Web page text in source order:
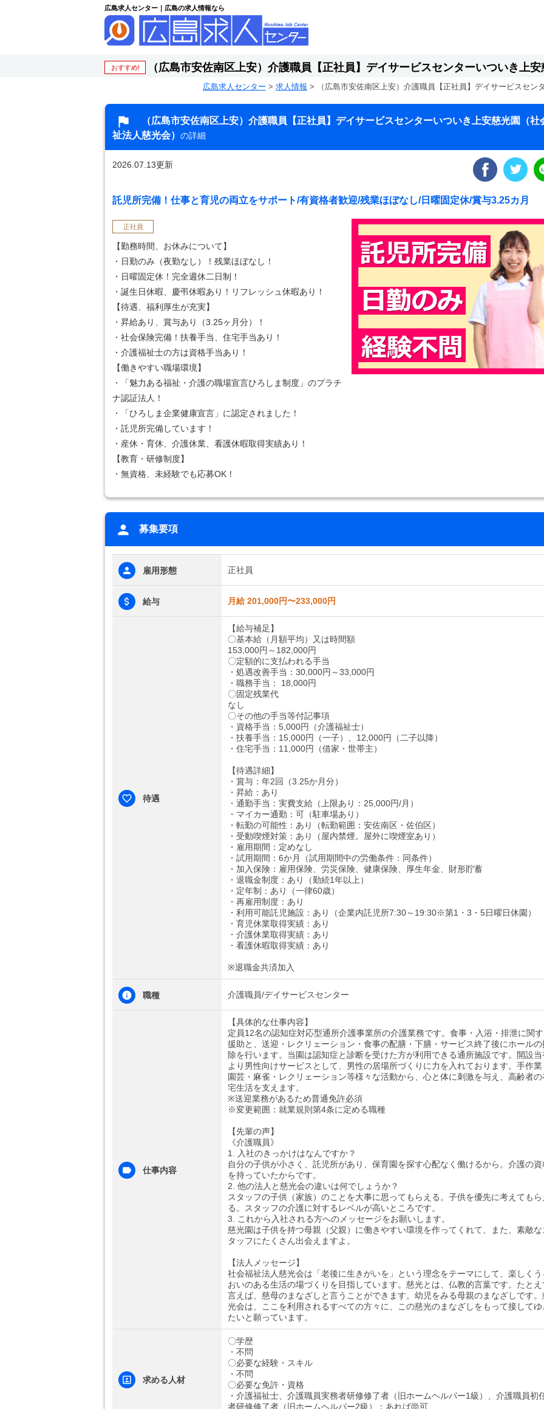
広島求人センター｜広島の求人情報なら
おすすめ! （広島市安佐南区上安）介護職員【正社員】デイサービスセンターいついき上
広島求人センター > 求人情報 > （広島市安佐南区上安）介護職員【正社員】デイサービスセ
（広島市安佐南区上安）介護職員【正社員】デイサービスセンターいついき上安慈光園（社
祉法人慈光会） の詳細
2026.07.13更新
託児所完備！仕事と育児の両立をサポート/有資格者歓迎/残業ほぼなし/日曜固定休/賞与3.25カ月
正社員
【勤務時間、お休みについて】
・日勤のみ（夜勤なし）！残業ほぼなし！
・日曜固定休！完全週休二日制！
・誕生日休暇、慶弔休暇あり！リフレッシュ休暇あり！
【待遇、福利厚生が充実】
・昇給あり、賞与あり（3.25ヶ月分）！
・社会保険完備！扶養手当、住宅手当あり！
・介護福祉士の方は資格手当あり！
【働きやすい職場環境】
・「魅力ある福祉・介護の職場宣言ひろしま制度」のプラチ
ナ認証法人！
・「ひろしま企業健康宣言」に認定されました！
・託児所完備しています！
・産休・育休、介護休業、看護休暇取得実績あり！
【教育・研修制度】
・無資格、未経験でも応募OK！
募集要項
雇用形態 正社員
給与 月給 201,000円〜233,000円
待遇
【給与補足】
〇基本給（月額平均）又は時間額
153,000円～182,000円
〇定額的に支払われる手当
・処遇改善手当：30,000円～33,000円
・職務手当： 18,000円
〇固定残業代
なし
〇その他の手当等付記事項
・資格手当：5,000円（介護福祉士）
・扶養手当：15,000円（一子）、12,000円（二子以降）
・住宅手当：11,000円（借家・世帯主）
【待遇詳細】
・賞与：年2回（3.25か月分）
・昇給：あり
・通勤手当：実費支給（上限あり：25,000円/月）
・マイカー通勤：可（駐車場あり）
・転勤の可能性：あり（転勤範囲：安佐南区・佐伯区）
・受動喫煙対策：あり（屋内禁煙。屋外に喫煙室あり）
・雇用期間：定めなし
・試用期間：6か月（試用期間中の労働条件：同条件）
・加入保険：雇用保険、労災保険、健康保険、厚生年金、財形貯蓄
・退職金制度：あり（勤続1年以上）
・定年制：あり（一律60歳）
・再雇用制度：あり
・利用可能託児施設：あり（企業内託児所7:30～19:30※第1・3・5日曜日休園）
・育児休業取得実績：あり
・介護休業取得実績：あり
・看護休暇取得実績：あり
※退職金共済加入
職種 介護職員/デイサービスセンター
仕事内容
【具体的な仕事内容】
定員12名の認知症対応型通所介護事業所の介護業務です。食事・入浴・排泄に関
援助と、送迎・レクリェーション・食事の配膳・下膳・サービス終了後にホールの
除を行います。当園は認知症と診断を受けた方が利用できる通所施設です。開設当
より男性向けサービスとして、男性の居場所づくりに力を入れております。手作業
園芸・麻雀・レクリェーション等様々な活動から、心と体に刺激を与え、高齢者の
宅生活を支えます。
※送迎業務があるため普通免許必須
※変更範囲：就業規則第4条に定める職種
【先輩の声】
《介護職員》
1. 入社のきっかけはなんですか？
自分の子供が小さく、託児所があり、保育園を探す心配なく働けるから。介護の資
を持っていたからです。
2. 他の法人と慈光会の違いは何でしょうか？
スタッフの子供（家族）のことを大事に思ってもらえる。子供を優先に考えてもら
る。スタッフの介護に対するレベルが高いところです。
3. これから入社される方へのメッセージをお願いします。
慈光園は子供を持つ母親（父親）に働きやすい環境を作ってくれて、また、素敵な
タッフにたくさん出会えますよ。
【法人メッセージ】
社会福祉法人慈光会は「老後に生きがいを」という理念をテーマにして、楽しくう
おいのある生活の場づくりを目指しています。慈光とは、仏教的言葉です。たとえ
言えば、慈母のまなざしと言うことができます。幼児をみる母親のまなざしです。
光会は、ここを利用されるすべての方々に、この慈光のまなざしをもって接してゆ
たいと願っています。
求める人材
〇学歴
・不問
〇必要な経験・スキル
・不問
〇必要な免許・資格
・介護福祉士、介護職員実務者研修修了者（旧ホームヘルパー1級）、介護職員初
者研修修了者（旧ホームヘルパー2級）：あれば尚可